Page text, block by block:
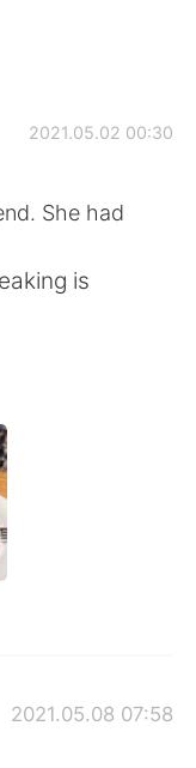
2021.05.02 00:30
She had
is
2021.05.08 07:58